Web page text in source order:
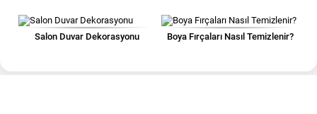
Salon Duvar Dekorasyonu Boya Fırçaları Nasıl Temizlenir?